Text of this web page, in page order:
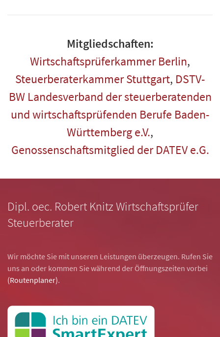
Mitgliedschaften:
Wirtschaftsprüferkammer Berlin,
Steuerberaterkammer Stuttgart, DSTV-
BW Landesverband der steuerberatenden
und wirtschaftsprüfenden Berufe Baden-
Württemberg e.V.,
Genossenschaftsmitglied der DATEV e.G.
Dipl. oec. Robert Knitz Wirtschaftsprüfer
Steuerberater
Wir möchte Sie mit unseren Leistungen überzeugen. Rufen Sie
uns an oder kommen Sie während der Öffnungszeiten vorbei
(Routenplaner).